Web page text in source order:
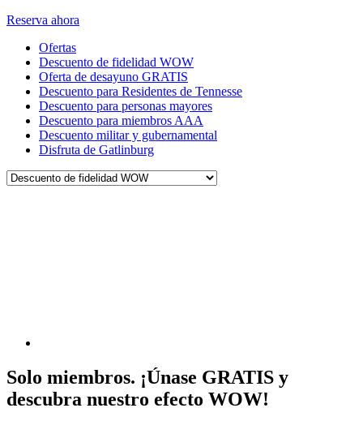
Reserva ahora
Ofertas
Descuento de fidelidad WOW
Oferta de desayuno GRATIS
Descuento para Residentes de Tennesse
Descuento para personas mayores
Descuento para miembros AAA
Descuento militar y gubernamental
Disfruta de Gatlinburg
Solo miembros. ¡Únase GRATIS y
descubra nuestro efecto WOW!